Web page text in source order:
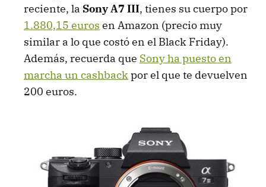
reciente, la Sony A7 III, tienes su cuerpo por
1.880,15 euros en Amazon (precio muy
similar a lo que costó en el Black Friday).
Además, recuerda que Sony ha puesto en
marcha un cashbackpor el que te devuelven
200 euros.